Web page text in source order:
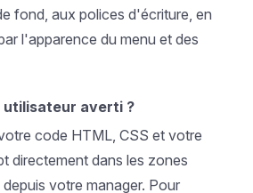
fond, aux polices d'écriture, en
l'apparence du menu et des
utilisateur averti ?
code HTML, CSS et votre
directement dans les zones
votre manager. Pour